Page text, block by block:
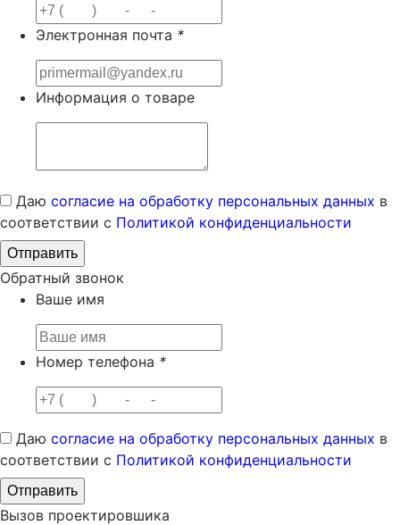
Электронная почта *
Информация о товаре
Даю согласие на обработку персональных данных в
соответствии с Политикой конфиденциальности
Обратный звонок
Ваше имя
Номер телефона *
Даю согласие на обработку персональных данных в
соответствии с Политикой конфиденциальности
Вызов проектировшика